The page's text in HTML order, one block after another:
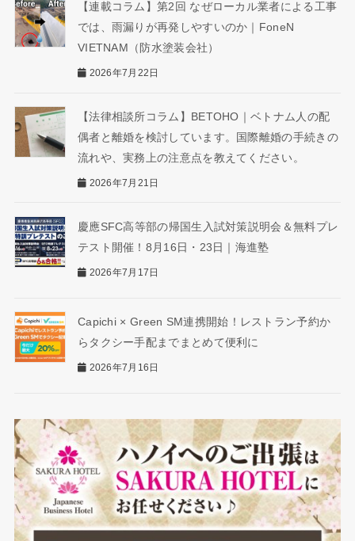
【連載コラム】第2回 なぜローカル業者による工事
では、雨漏りが再発しやすいのか｜FoneN
VIETNAM（防水塗装会社）
2026年7月22日
【法律相談所コラム】BETOHO｜ベトナム人の配
偶者と離婚を検討しています。国際離婚の手続きの
流れや、実務上の注意点を教えてください。
2026年7月21日
慶應SFC高等部の帰国生入試対策説明会＆無料プレ
テスト開催！8月16日・23日｜海進塾
2026年7月17日
Capichi × Green SM連携開始！レストラン予約か
らタクシー手配までまとめて便利に
2026年7月16日